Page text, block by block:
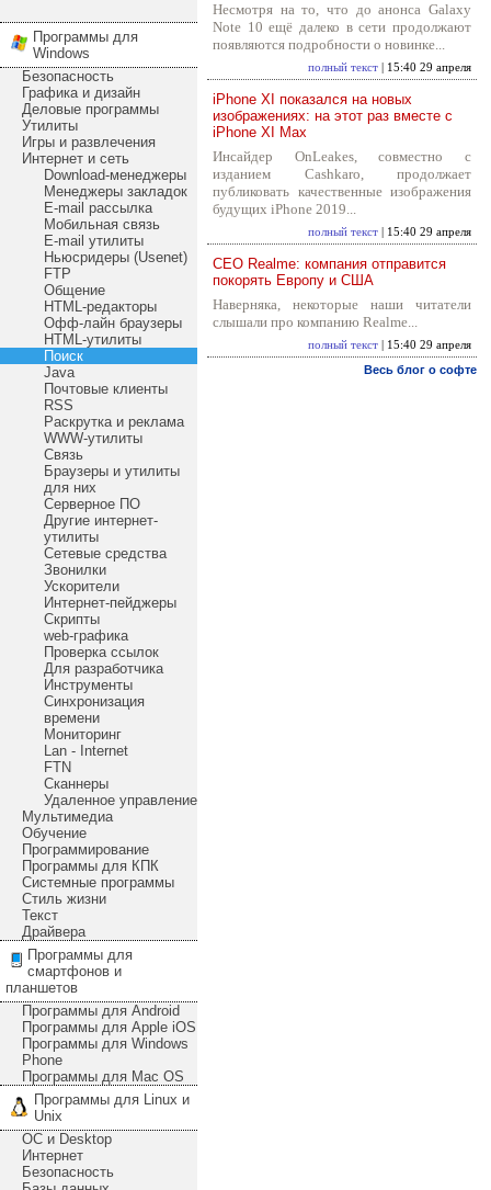
Программы для
Windows
Безопасность
Графика и дизайн
Деловые программы
Утилиты
Игры и развлечения
Интернет и сеть
Download-менеджеры
Менеджеры закладок
E-mail рассылка
Мобильная связь
E-mail утилиты
Ньюсридеры (Usenet)
FTP
Общение
HTML-редакторы
Офф-лайн браузеры
HTML-утилиты
Поиск
Java
Почтовые клиенты
RSS
Раскрутка и реклама
WWW-утилиты
Связь
Браузеры и утилиты
для них
Серверное ПО
Другие интернет-
утилиты
Сетевые средства
Звонилки
Ускорители
Интернет-пейджеры
Скрипты
web-графика
Проверка ссылок
Для разработчика
Инструменты
Синхронизация
времени
Мониторинг
Lan - Internet
FTN
Сканнеры
Удаленное управление
Мультимедиа
Обучение
Программирование
Программы для КПК
Системные программы
Стиль жизни
Текст
Драйвера
Программы для
смартфонов и
планшетов
Программы для Android
Программы для Apple iOS
Программы для Windows
Phone
Программы для Mac OS
Программы для Linux и
Unix
ОС и Desktop
Интернет
Безопасность
Несмотря на то, что до анонса Galaxy
Note 10 ещё далеко в сети продолжают
появляются подробности о новинке...
полный текст | 15:40 29 апреля
iPhone XI показался на новых
изображениях: на этот раз вместе с
iPhone XI Max
Инсайдер OnLeakes, совместно с
изданием Cashkaro, продолжает
публиковать качественные изображения
будущих iPhone 2019...
полный текст | 15:40 29 апреля
CEO Realme: компания отправится
покорять Европу и США
Наверняка, некоторые наши читатели
слышали про компанию Realme...
полный текст | 15:40 29 апреля
Весь блог о софте